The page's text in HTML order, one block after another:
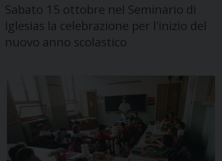
Sabato 15 ottobre nel Seminario di
Iglesias la celebrazione per l'inizio del
nuovo anno scolastico